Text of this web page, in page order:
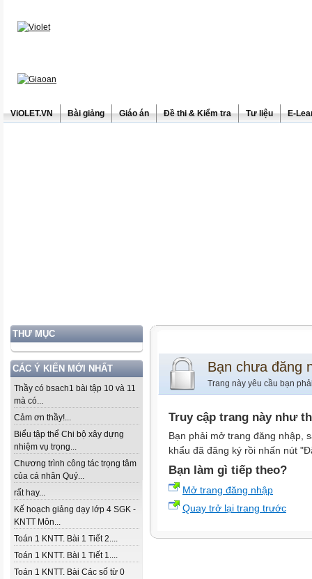
ViOLET.VN Bài giảng Giáo án Đề thi & Kiểm tra Tư liệu E-
THƯ MỤC
CÁC Ý KIẾN MỚI NHẤT
Thầy có bsach1 bài tập 10 và 11
mà có...
Cảm ơn thầy!...
Biểu tập thể Chi bộ xây dựng
nhiệm vụ trọng...
Chương trình công tác trọng tâm
của cá nhân Quý...
rất hay...
Kế hoạch giảng dạy lớp 4 SGK -
KNTT Môn...
Toán 1 KNTT. Bài 1 Tiết 2....
Toán 1 KNTT. Bài 1 Tiết 1....
Toán 1 KNTT. Bài Các số từ 0
Bạn chưa đăng
Trang này yêu cầu bạn
Truy cập trang này như
Bạn phải mở trang đăng nhập,
khẩu đã đăng ký rồi nhấn nút
Bạn làm gì tiếp theo?
Mở trang đăng nhập
Quay trở lại trang trước